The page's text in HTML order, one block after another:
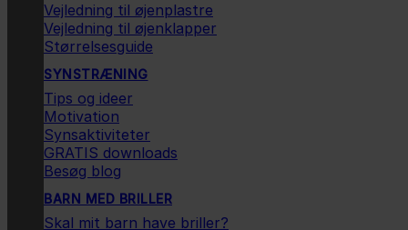
Vejledning til øjenplastre
Vejledning til øjenklapper
Størrelsesguide
SYNSTRÆNING
Tips og ideer
Motivation
Synsaktiviteter
GRATIS downloads
Besøg blog
BARN MED BRILLER
Skal mit barn have briller?